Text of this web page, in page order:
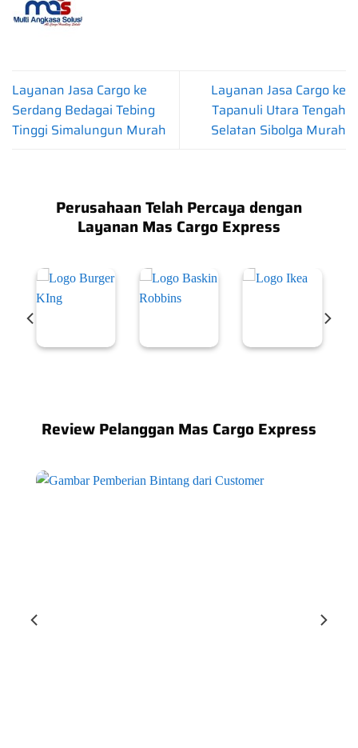
Layanan Jasa Cargo ke
Serdang Bedagai Tebing
Tinggi Simalungun Murah
Layanan Jasa Cargo ke
Tapanuli Utara Tengah
Selatan Sibolga Murah
Perusahaan Telah Percaya dengan
Layanan Mas Cargo Express
Review Pelanggan Mas Cargo Express